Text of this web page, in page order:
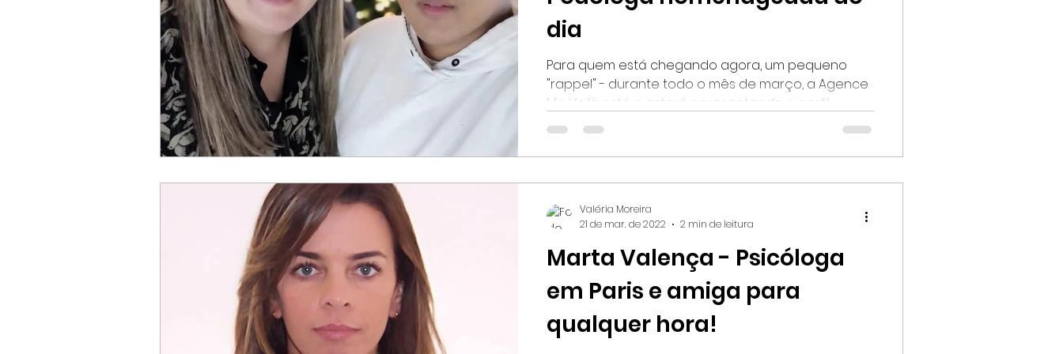
dia
Para quem está chegando agora, um pequeno
"rappel" - durante todo o mês de março, a Agence
Me Voilà está e estará apresentando o perfil...
Marta Valença - Psicóloga
em Paris e amiga para
qualquer hora!
Valéria Moreira
21 de mar. de 2022
2 min de leitura